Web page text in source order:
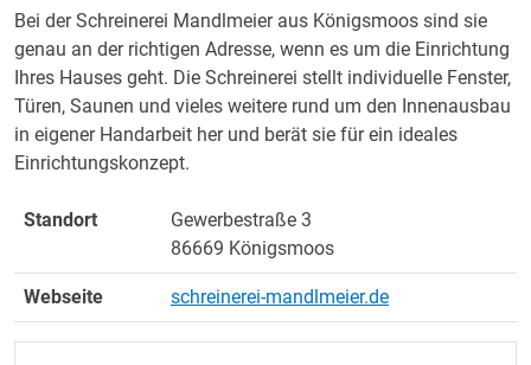
Bei der Schreinerei Mandlmeier aus Königsmoos sind sie
genau an der richtigen Adresse, wenn es um die Einrichtung
Ihres Hauses geht. Die Schreinerei stellt individuelle Fenster,
Türen, Saunen und vieles weitere rund um den Innenausbau
in eigener Handarbeit her und berät sie für ein ideales
Einrichtungskonzept.
Standort
Gewerbestraße 3
86669 Königsmoos
Webseite schreinerei-mandlmeier.de